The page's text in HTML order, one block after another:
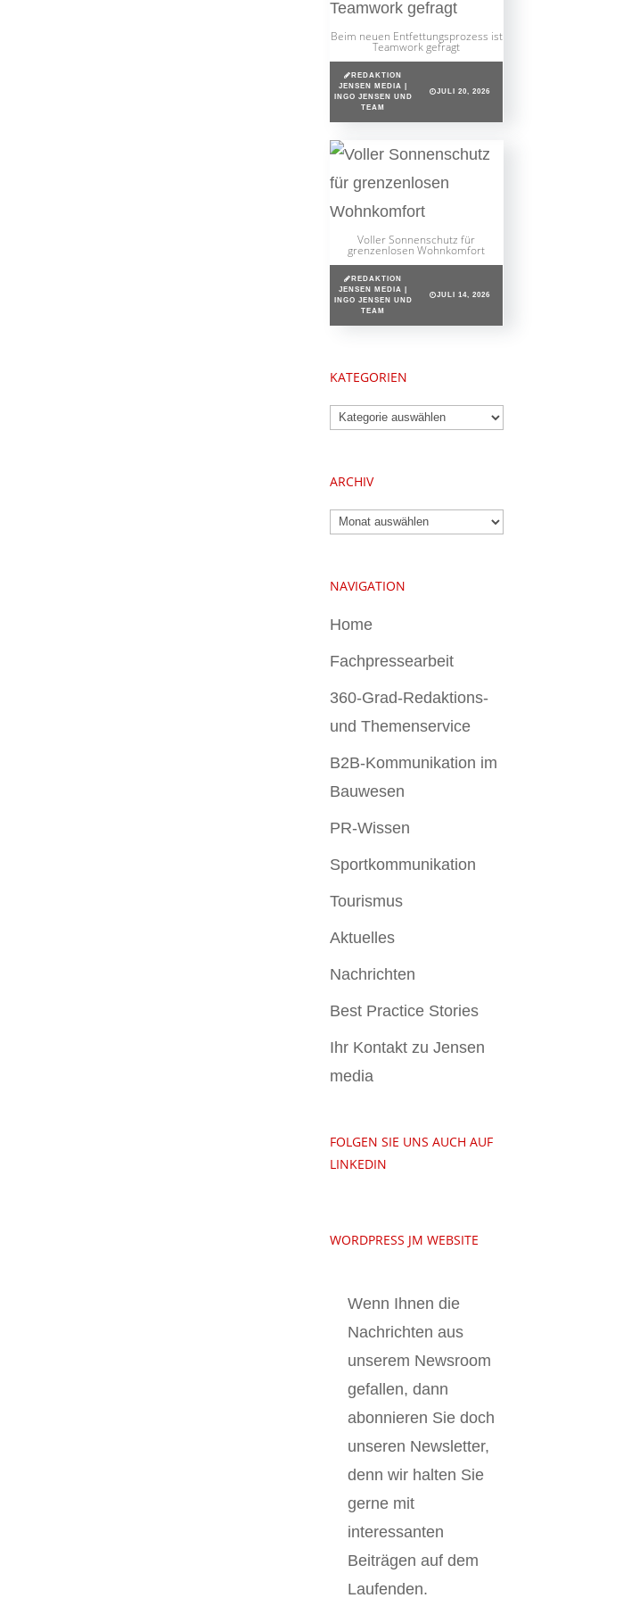
Beim neuen Entfettungsprozess ist
Teamwork gefragt
REDAKTION
JENSEN MEDIA |
INGO JENSEN UND
TEAM
JULI 20, 2026
Voller Sonnenschutz für
grenzenlosen Wohnkomfort
REDAKTION
JENSEN MEDIA |
INGO JENSEN UND
TEAM
JULI 14, 2026
KATEGORIEN
Kategorien
ARCHIV
Archiv
NAVIGATION
Home
Fachpressearbeit
360-Grad-Redaktions-
und Themenservice
B2B-Kommunikation im
Bauwesen
PR-Wissen
Sportkommunikation
Tourismus
Aktuelles
Nachrichten
Best Practice Stories
Ihr Kontakt zu Jensen
media
FOLGEN SIE UNS AUCH AUF
LINKEDIN
WORDPRESS JM WEBSITE
Wenn Ihnen die
Nachrichten aus
unserem Newsroom
gefallen, dann
abonnieren Sie doch
unseren Newsletter,
denn wir halten Sie
gerne mit
interessanten
Beiträgen auf dem
Laufenden.